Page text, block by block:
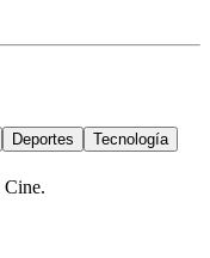
Deportes
Tecnología
Cine.